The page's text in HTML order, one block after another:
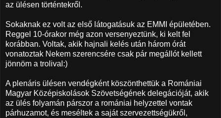
az ülésen történtekről.
Sokaknak ez volt az első látogatásuk az EMMI épületében.
Reggel 10-órakor még azon versenyeztünk, ki kelt fel
korábban. Voltak, akik hajnali kelés után három órát
vonatoztak Nekem szerencsére csak pár megállót kellett
jönnöm a trolival:)
A plenáris ülésen vendégként köszönthettük a Romániai
Magyar Középiskolások Szövetségének delegációját, akik
az ülés folyamán párszor a romániai helyzettel vontak
párhuzamot, és meséltek a saját szervezettségükről,